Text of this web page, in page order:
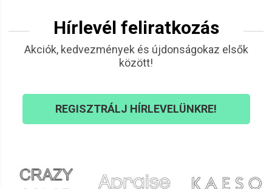
Hírlevél feliratkozás
Akciók, kedvezmények és újdonságokaz elsők
között!
REGISZTRÁLJ HÍRLEVELÜNKRE!